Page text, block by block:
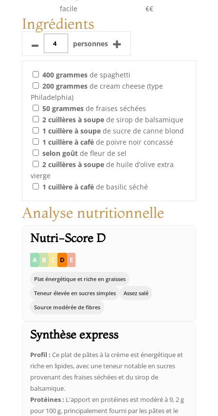
facile €€
Ingrédients
– personnes +
400 grammesde spaghetti
200 grammesde cream cheese (type
Philadelphia)
50 grammesde fraises séchées
2 cuillères à soupede sirop de balsamique
1 cuillère à soupede sucre de canne blond
1 cuillère à caféde poivre noir concassé
selon goûtde fleur de sel
2 cuillères à soupede huile d’olive extra
vierge
1 cuillère à caféde basilic séché
Analyse nutritionnelle
Nutri-Score D
A B C D E
Plat énergétique et riche en graisses
Teneur élevée en sucres simples
Assez salé
Source modérée de fibres
Synthèse express
Profil : Ce plat de pâtes à la crème est énergétique et
riche en lipides, avec une teneur notable en sucres
provenant des fraises séchées et du sirop de
balsamique.
Protéines : L'apport en protéines est modéré à 9, 2 g
pour 100 g, principalement fourni par les pâtes et le